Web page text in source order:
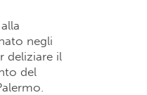
negli
deliziare il
del